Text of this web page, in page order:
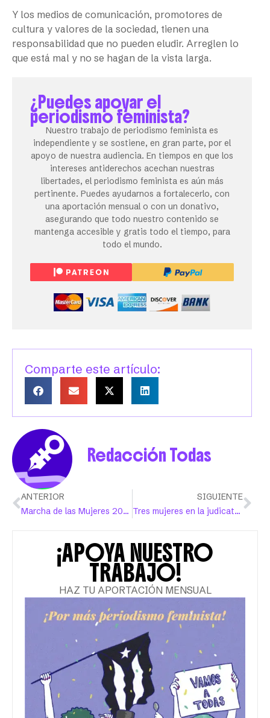
Y los medios de comunicación, promotores de
cultura y valores de la sociedad, tienen una
responsabilidad que no pueden eludir. Arreglen lo
que está mal y no se hagan de la vista larga.
¿Puedes apoyar el
periodismo feminista?
Nuestro trabajo de periodismo feminista es
independiente y se sostiene, en gran parte, por el
apoyo de nuestra audiencia. En tiempos en que los
intereses antiderechos acechan nuestras
libertades, el periodismo feminista es aún más
pertinente. Puedes ayudarnos a fortalecerlo, con
una aportación mensual o con un donativo,
asegurando que todo nuestro contenido se
mantenga accesible y gratis todo el tiempo, para
todo el mundo.
Comparte este artículo:
Redacción Todas
ANTERIOR
Marcha de las Mujeres 2019: controversia, unidad y la ruta a la “ola de la mujer”
SIGUIENTE
Tres mujeres en la judicatura: abriendo puertas para las que vienen detrás
¡APOYA NUESTRO
TRABAJO!
HAZ TU APORTACIÓN MENSUAL